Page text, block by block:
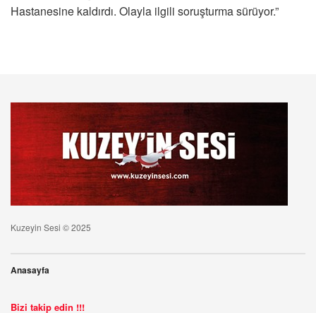
Hastanesine kaldırdı. Olayla ilgili soruşturma sürüyor.”
Kuzeyin Sesi © 2025
Anasayfa
Bizi takip edin !!!